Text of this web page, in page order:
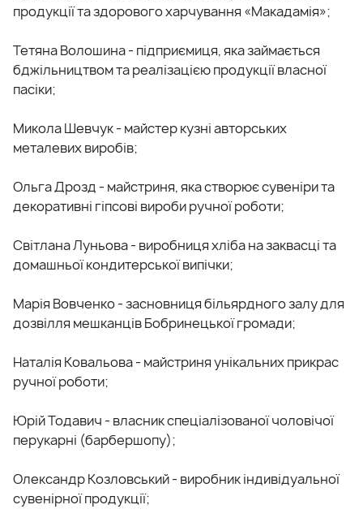
продукції та здорового харчування «Макадамія»;
Тетяна Волошина - підприємиця, яка займається
бджільництвом та реалізацією продукції власної
пасіки;
Микола Шевчук - майстер кузні авторських
металевих виробів;
Ольга Дрозд - майстриня, яка створює сувеніри та
декоративні гіпсові вироби ручної роботи;
Світлана Луньова - виробниця хліба на заквасці та
домашньої кондитерської випічки;
Марія Вовченко - засновниця більярдного залу для
дозвілля мешканців Бобринецької громади;
Наталія Ковальова - майстриня унікальних прикрас
ручної роботи;
Юрій Тодавич - власник спеціалізованої чоловічої
перукарні (барбершопу);
Олександр Козловський - виробник індивідуальної
сувенірної продукції;